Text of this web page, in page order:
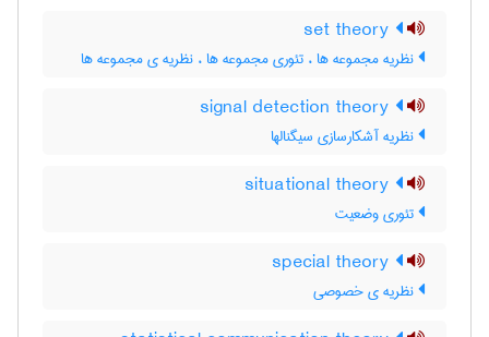
نظریه مجموعه ها ، تئوری مجموعه ها ، نظریه ی مجموعه ها
نظریه آشکارسازی سیگنالها
تئوری وضعیت
نظریه ی خصوصی